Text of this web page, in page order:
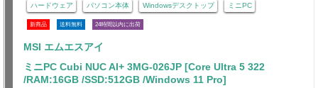
ハードウェア パソコン本体 Windowsデスクトップ ミニPC
新商品 送料無料 24時間以内に出荷
MSI エムエスアイ
ミニPC Cubi NUC AI+ 3MG-026JP [Core Ultra 5 322
/RAM:16GB /SSD:512GB /Windows 11 Pro]